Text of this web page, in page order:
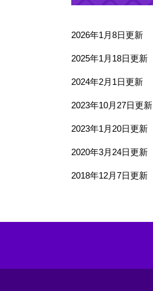
2026年1月8日更新
2025年1月18日更新
2024年2月1日更新
2023年10月27日更新
2023年1月20日更新
2020年3月24日更新
2018年12月7日更新